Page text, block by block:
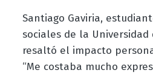
Santiago Gaviria,
sociales de la Universidad
resaltó el impacto
“Me costaba mucho